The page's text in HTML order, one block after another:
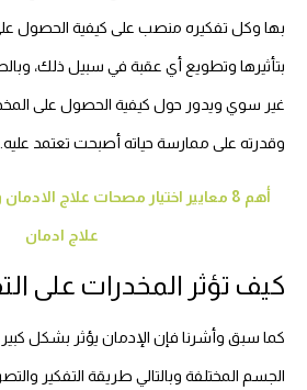
بها وكل تفكيره منصب على كيفية الحصول على
بتأثيرها وتطويع أي عقبة في سبيل ذلك،
غير سوي ويدور حول كيفية الحصول على
وقدرته على ممارسة حياته أصبحت تعتمد عليه.
أهم 8 معايير اختيار مصحات علاج
علاج ادمان
كيف تؤثر المخدرات على
كما سبق وأشرنا فإن الإدمان يؤثر بشكل
الجسم المختلفة وبالتالي طريقة التفكير